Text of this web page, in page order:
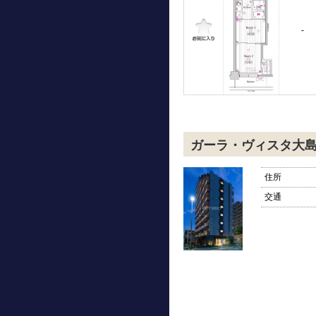
-
ガーラ・ヴィスタ大
住所
交通